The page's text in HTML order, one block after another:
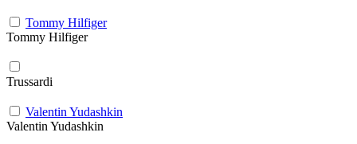
Tommy Hilfiger
Tommy Hilfiger
Trussardi
Valentin Yudashkin
Valentin Yudashkin